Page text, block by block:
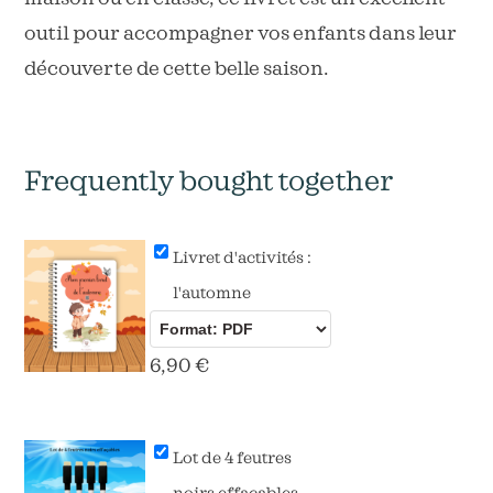
outil pour accompagner vos enfants dans leur
découverte de cette belle saison.
Frequently bought together
Livret d'activités :
l'automne
6,90€
Lot de 4 feutres